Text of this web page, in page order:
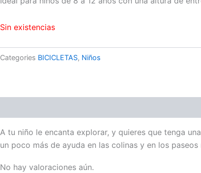
Sin existencias
Categories BICICLETAS, Niños
A tu niño le encanta explorar, y quieres que tenga
un poco más de ayuda en las colinas y en los
No hay valoraciones aún.